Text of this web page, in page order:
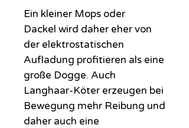
Ein kleiner Mops oder
Dackel wird daher eher von
der elektrostatischen
Aufladung profitieren als eine
große Dogge. Auch
Langhaar-Köter erzeugen bei
Bewegung mehr Reibung und
daher auch eine